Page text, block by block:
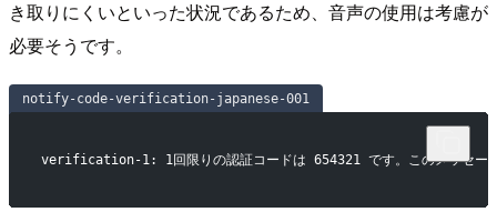
き取りにくいといった状況であるため、音声の使用は考慮が
必要そうです。
notify-code-verification-japanese-001
verification-1: 1回限りの認証コードは 654321 です。このメッセー